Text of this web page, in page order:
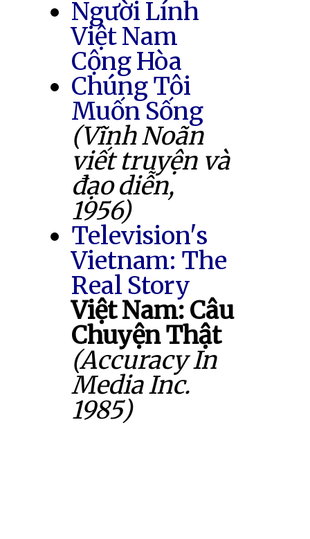
Người Lính
Việt Nam
Cộng Hòa
Chúng Tôi
Muốn Sống
(Vĩnh Noãn
viết truyện và
đạo diễn,
1956)
Television's
Vietnam: The
Real Story
Việt Nam: Câu
Chuyện Thật
(Accuracy In
Media Inc.
1985)